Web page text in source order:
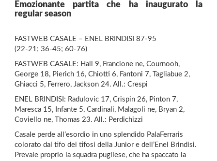
Emozionante partita che ha inaugurato la
regular season
FASTWEB CASALE – ENEL BRINDISI 87-95
(22-21; 36-45; 60-76)
FASTWEB CASALE: Hall 9, Francione ne, Cournooh,
George 18, Pierich 16, Chiotti 6, Fantoni 7, Tagliabue 2,
Ghiacci 5, Ferrero, Jackson 24. All.: Crespi
ENEL BRINDISI: Radulovic 17, Crispin 26, Pinton 7,
Maresca 15, Infante 5, Cardinali, Malagoli ne, Bryan 2,
Coviello ne, Thomas 23. All.: Perdichizzi
Casale perde all’esordio in uno splendido PalaFerraris
colorato dal tifo dei tifosi della Junior e dell’Enel Brindisi.
Prevale proprio la squadra pugliese, che ha spaccato la